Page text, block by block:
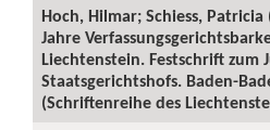
Hoch, Hilmar; Schiess, Patricia
Jahre
Liechtenstein. Festschrift zum
Staatsgerichtshofs. Baden-
(Schriftenreihe des